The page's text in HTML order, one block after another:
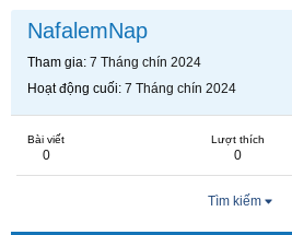
NafalemNap
Tham gia 7 Tháng chín 2024
Hoạt động cuối 7 Tháng chín 2024
Bài viết
0
Lượt thích
0
Tìm kiếm